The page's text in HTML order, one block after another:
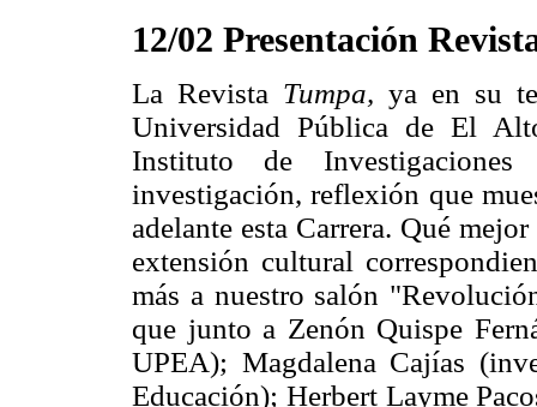
12/02 Presentación
La Revista Tumpa, ya en su
Universidad Pública de El
Instituto de
investigación, reflexión que
adelante esta Carrera. Qué
extensión cultural
más a nuestro salón
que junto a Zenón Quispe
UPEA); Magdalena Cajías
Educación); Herbert Layme